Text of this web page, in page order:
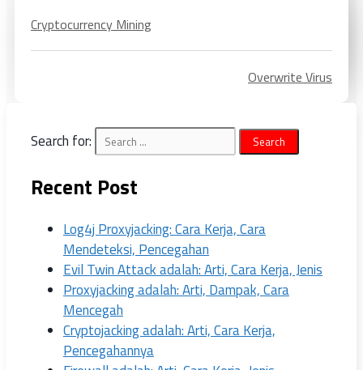
Cryptocurrency Mining
Overwrite Virus
Search for:
Recent Post
Log4j Proxyjacking: Cara Kerja, Cara
Mendeteksi, Pencegahan
Evil Twin Attack adalah: Arti, Cara Kerja, Jenis
Proxyjacking adalah: Arti, Dampak, Cara
Mencegah
Cryptojacking adalah: Arti, Cara Kerja,
Pencegahannya